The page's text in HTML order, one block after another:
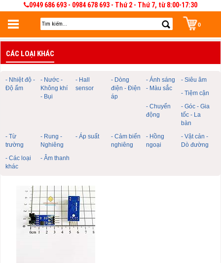
0949 686 693 - 0984 678 693 - Thứ 2 - Thứ 7, từ 8:00-17:30
0
Đăng nhập
Đăng nhập để lưu giỏ hàng 30 ngày. Có thể sửa và quản lý giỏ hàng và đơn
hàng
CÁC LOẠI KHÁC
- Nhiệt độ -
Độ ẩm
- Nước -
Không khí
- Bụi
- Hall
sensor
- Dòng
điện - Điện
áp
- Ánh sáng
- Màu sắc
- Siêu âm
- Tiệm cận
- Chuyển
động
- Góc - Gia
tốc - La
bàn
- Từ
trường
- Rung -
Nghiêng
- Áp suất
- Cảm biến
nghiêng
- Hồng
ngoại
- Vật cản -
Dò đường
- Các loại
khác
- Âm thanh